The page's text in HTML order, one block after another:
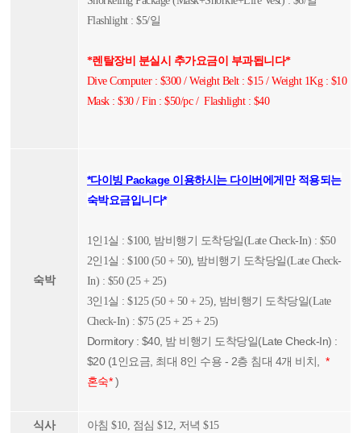
Flashlight : $5/일
*렌탈장비 분실시 추가요금이 부과됩니다*
Dive Computer : $300 / Weight Belt : $15 / Weight 1Kg : $10
Mask : $30 / Fin : $50/pc / Flashlight : $40
숙박
*다이빙 Package 이용하시는 다이버에게만 적용되는
숙박요금입니다*
1인1실 : $100, 밤비행기 도착당일(Late Check-In) : $50
2인1실 : $100 (50 + 50), 밤비행기 도착당일(Late Check-
In) : $50 (25 + 25)
3인1실 : $125 (50 + 50 + 25), 밤비행기 도착당일(Late
Check-In) : $75 (25 + 25 + 25)
Dormitory : $40, 밤 비행기 도착당일(Late Check-In) :
$20 (1인요금, 최대 8인 수용 - 2층 침대 4개 비치, *
혼숙*)
식사 아침 $10, 점심 $12, 저녁 $15